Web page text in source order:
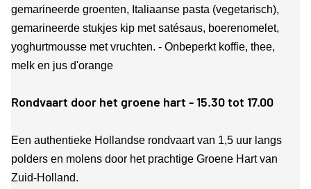
gemarineerde groenten, Italiaanse pasta (vegetarisch),
gemarineerde stukjes kip met satésaus, boerenomelet,
yoghurtmousse met vruchten. - Onbeperkt koffie, thee,
melk en jus d'orange
Rondvaart door het groene hart - 15.30 tot 17.00
Een authentieke Hollandse rondvaart van 1,5 uur langs
polders en molens door het prachtige Groene Hart van
Zuid-Holland.